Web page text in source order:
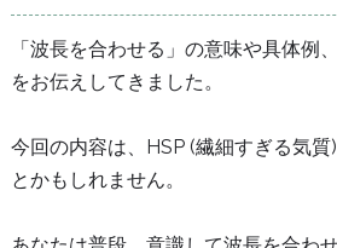
「波長を合わせる」の意味や具体例
をお伝えしてきました。
今回の内容は、HSP (繊細すぎる気質
とかもしれません。